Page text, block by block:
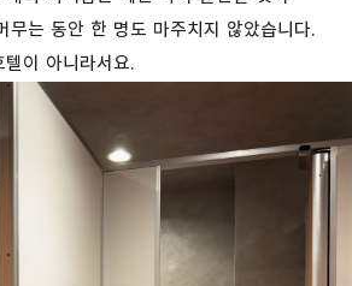
무는 동안 한 명도 마주치지 않았습니다.
이 아니라서요.